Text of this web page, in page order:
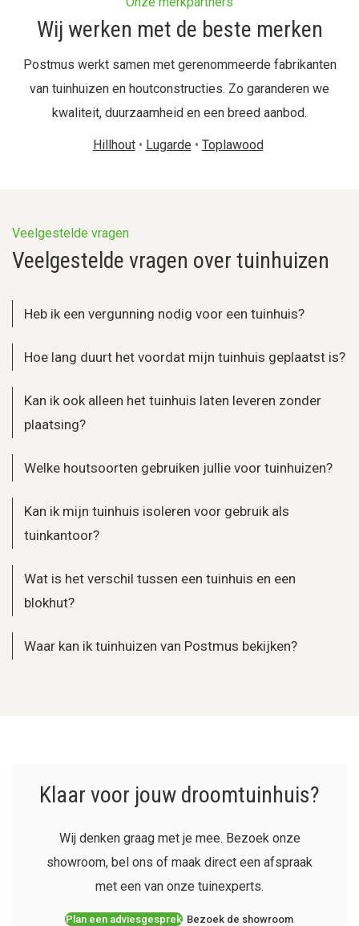
Wij werken met de beste merken
Postmus werkt samen met gerenommeerde fabrikanten
van tuinhuizen en houtconstructies. Zo garanderen we
kwaliteit, duurzaamheid en een breed aanbod.
Hillhout• Lugarde • Toplawood
Veelgestelde vragen
Veelgestelde vragen over tuinhuizen
Heb ik een vergunning nodig voor een tuinhuis?
Hoe lang duurt het voordat mijn tuinhuis geplaatst is?
Kan ik ook alleen het tuinhuis laten leveren zonder
plaatsing?
Welke houtsoorten gebruiken jullie voor tuinhuizen?
Kan ik mijn tuinhuis isoleren voor gebruik als
tuinkantoor?
Wat is het verschil tussen een tuinhuis en een
blokhut?
Waar kan ik tuinhuizen van Postmus bekijken?
Klaar voor jouw droomtuinhuis?
Wij denken graag met je mee. Bezoek onze
showroom, bel ons of maak direct een afspraak
met een van onze tuinexperts.
Plan een adviesgesprek Bezoek de showroom